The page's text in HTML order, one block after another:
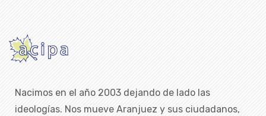
Nacimos en el año 2003 dejando de lado las
ideologías. Nos mueve Aranjuez y sus ciudadanos,